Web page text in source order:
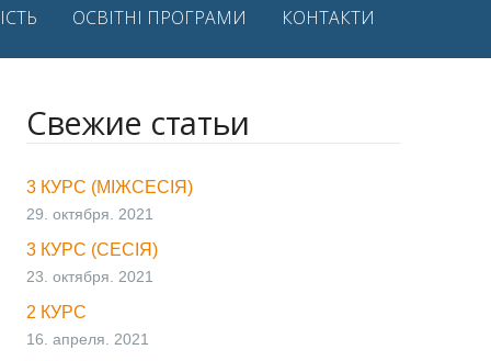
ОСВІТНІ ПРОГРАМИ КОНТАКТИ
Свежие статьи
3 КУРС (МІЖСЕСІЯ)
29. октября. 2021
3 КУРС (СЕСІЯ)
23. октября. 2021
2 КУРС
16. апреля. 2021